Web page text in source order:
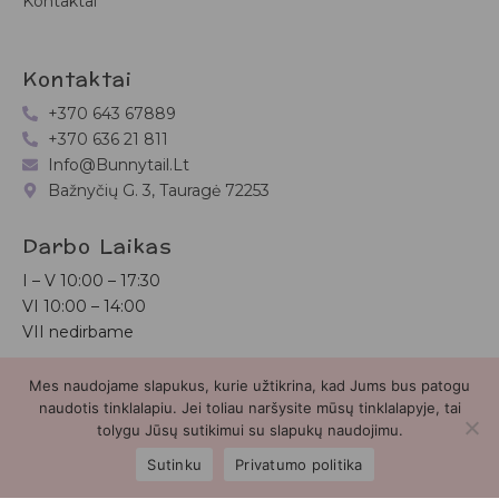
Kontaktai
+370 643 67889
+370 636 21 811
Info@bunnytail.lt
Bažnyčių G. 3, Tauragė 72253
Darbo Laikas
I – V 10:00 – 17:30
VI 10:00 – 14:00
VII nedirbame
Bunnytail.lt| Copyright 2026 | Svetainė sukurtaMyra.lt
Mes naudojame slapukus, kurie užtikrina, kad Jums bus patogu
naudotis tinklalapiu. Jei toliau naršysite mūsų tinklalapyje, tai
tolygu Jūsų sutikimui su slapukų naudojimu.
Sutinku
Privatumo politika